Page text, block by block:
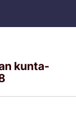
kunta-